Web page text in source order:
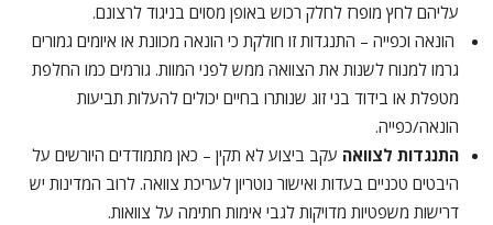
עליהם לחץ מופרז לחלק רכוש באופן מסוים בניגוד לרצונם.
הונאה וכפייה – התנגדות זו חולקת כי הונאה מכוונת או איומים גמורים
גרמו למנוח לשנות את הצוואה ממש לפני המוות. גורמים כמו החלפת
מטפלת או בידוד בני זוג שנותרו בחיים יכולים להעלות תביעות
הונאה/כפייה.
התנגדות לצוואה עקב ביצוע לא תקין – כאן מתמודדים היורשים על
היבטים טכניים בעדות ואישור נוטריון לעריכת צוואה. לרוב המדינות יש
דרישות משפטיות מדויקות לגבי אימות חתימה על צוואות.